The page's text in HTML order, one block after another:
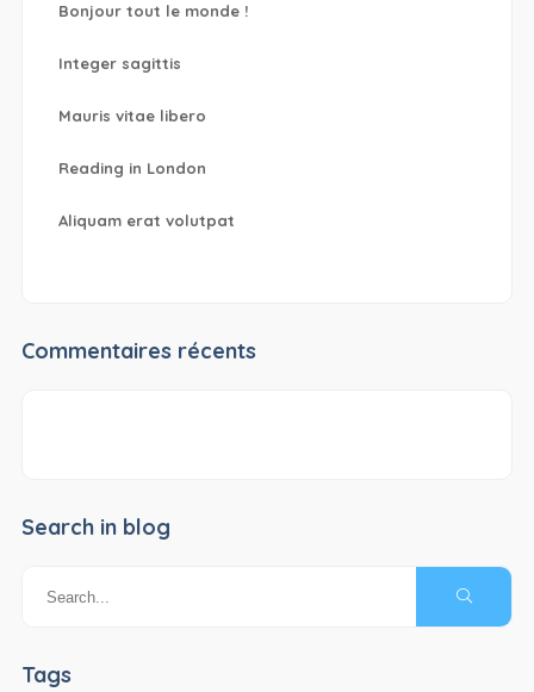
Bonjour tout le monde !
Integer sagittis
Mauris vitae libero
Reading in London
Aliquam erat volutpat
Commentaires récents
Search in blog
Tags